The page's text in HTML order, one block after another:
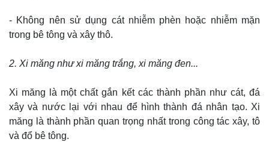
- Không nên sử dụng cát nhiễm phèn hoặc nhiễm mặn
trong bê tông và xây thô.
2. Xi măng như xi măng trắng, xi măng đen...
Xi măng là một chất gắn kết các thành phần như cát, đá
xây và nước lại với nhau để hình thành đá nhân tạo. Xi
măng là thành phần quan trọng nhất trong công tác xây, tô
và đổ bê tông.